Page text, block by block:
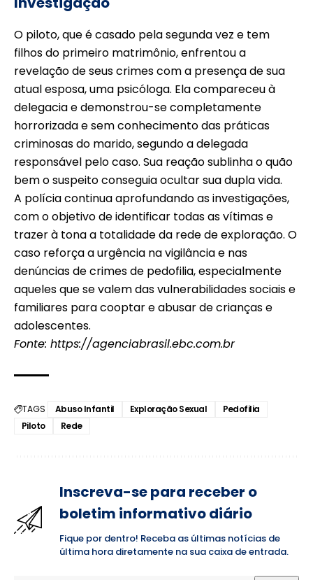
O piloto, que é casado pela segunda vez e tem
filhos do primeiro matrimônio, enfrentou a
revelação de seus crimes com a presença de sua
atual esposa, uma psicóloga. Ela compareceu à
delegacia e demonstrou-se completamente
horrorizada e sem conhecimento das práticas
criminosas do marido, segundo a delegada
responsável pelo caso. Sua reação sublinha o quão
bem o suspeito conseguia ocultar sua dupla vida.
A polícia continua aprofundando as investigações,
com o objetivo de identificar todas as vítimas e
trazer à tona a totalidade da rede de exploração. O
caso reforça a urgência na vigilância e nas
denúncias de crimes de pedofilia, especialmente
aqueles que se valem das vulnerabilidades sociais e
familiares para cooptar e abusar de crianças e
adolescentes.
Fonte: https://agenciabrasil.ebc.com.br
TAGS Abuso Infantil Exploração Sexual
Pedofilia
Piloto
Rede
Inscreva-se para receber o
boletim informativo diário
Fique por dentro! Receba as últimas notícias de
última hora diretamente na sua caixa de entrada.